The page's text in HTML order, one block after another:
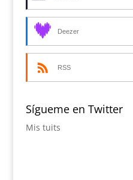
Deezer
RSS
Sígueme en Twitter
Mis tuits